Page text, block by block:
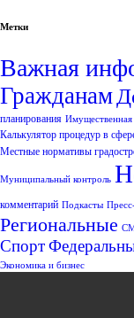
Метки
Важная
Гражданам
планирования
Калькулятор процедур в
Местные нормативы
Муниципальный контроль
комментарий Подкасты
Региональные
Спорт
Экономика и бизнес